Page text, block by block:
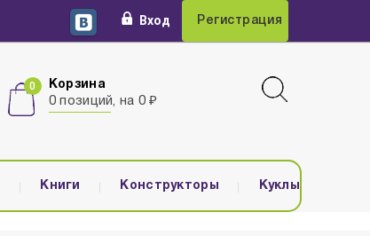
Вход Регистрация
Корзина
0 позиций, на 0 ₽
Книги Конструкторы Куклы